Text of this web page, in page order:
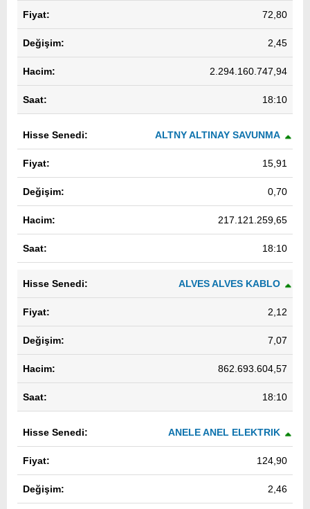
72,80
2,45
2.294.160.747,94
18:10
ALTNY ALTINAY SAVUNMA
15,91
0,70
217.121.259,65
18:10
ALVES ALVES KABLO
2,12
7,07
862.693.604,57
18:10
ANELE ANEL ELEKTRIK
124,90
2,46